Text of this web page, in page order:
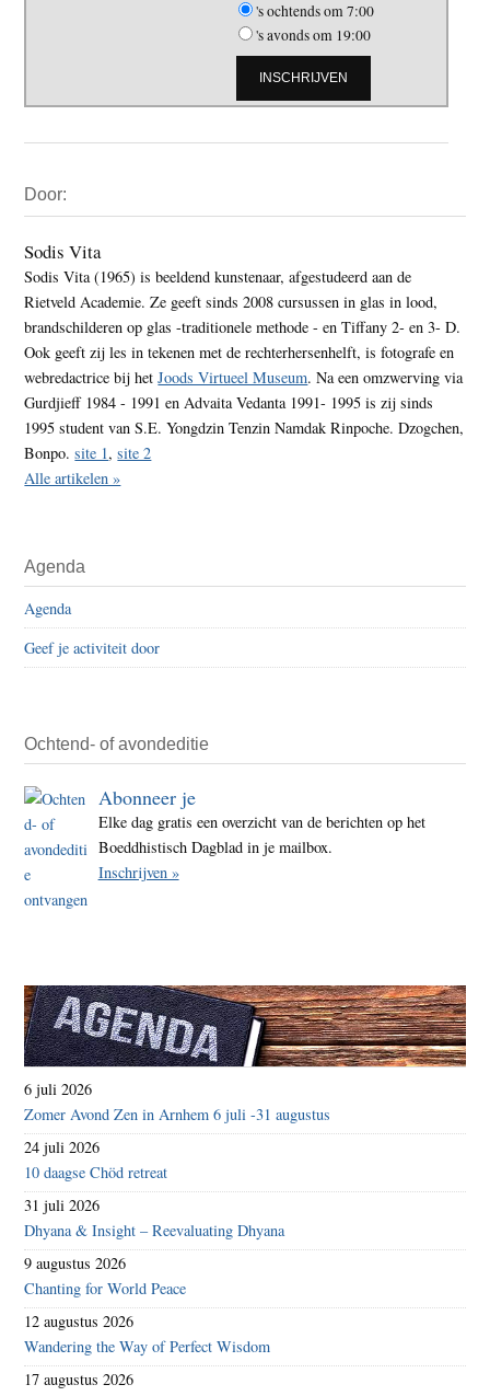
's ochtends om 7:00
's avonds om 19:00
Sidebar
Door:
Sodis Vita
Sodis Vita (1965) is beeldend kunstenaar, afgestudeerd aan de
Rietveld Academie. Ze geeft sinds 2008 cursussen in glas in lood,
brandschilderen op glas -traditionele methode - en Tiffany 2- en 3- D.
Ook geeft zij les in tekenen met de rechterhersenhelft, is fotografe en
webredactrice bij hetJoods Virtueel Museum. Na een omzwerving via
Gurdjieff 1984 - 1991 en Advaita Vedanta 1991- 1995 is zij sinds
1995 student van S.E. Yongdzin Tenzin Namdak Rinpoche. Dzogchen,
Bonpo.site 1,site 2
Alle artikelen »
Agenda
Agenda
Geef je activiteit door
Ochtend- of avondeditie
Abonneer je
Elke dag gratis een overzicht van de berichten op het
Boeddhistisch Dagblad in je mailbox.
Inschrijven »
6 juli 2026
Zomer Avond Zen in Arnhem 6 juli -31 augustus
24 juli 2026
10 daagse Chöd retreat
31 juli 2026
Dhyana & Insight – Reevaluating Dhyana
9 augustus 2026
Chanting for World Peace
12 augustus 2026
Wandering the Way of Perfect Wisdom
17 augustus 2026